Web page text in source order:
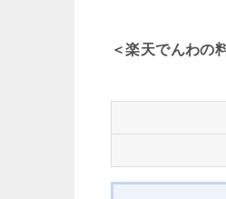
＜楽天でんわの